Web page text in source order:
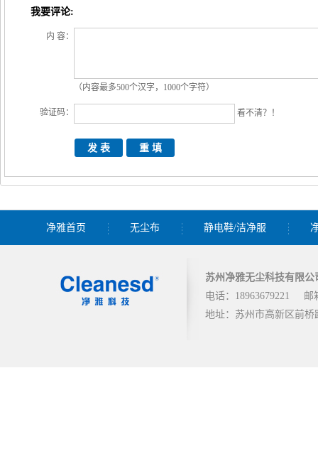
我要评论:
内 容：
（内容最多500个汉字，1000个字符）
验证码： 看不清？！
净雅首页 无尘布 静电鞋/洁净服
苏州净雅无尘科技有限公
电话：18963679221
邮
地址：苏州市高新区前桥